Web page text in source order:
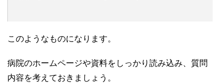
このようなものになります。
病院のホームページや資料をしっかり読み込み、質問
内容を考えておきましょう。